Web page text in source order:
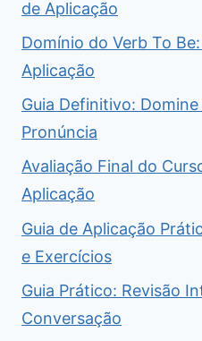
de Aplicação
Domínio do Verb To
Aplicação
Guia Definitivo:
Pronúncia
Avaliação Final do
Aplicação
Guia de Aplicação
e Exercícios
Guia Prático: Revisão
Conversação